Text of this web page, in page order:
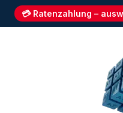
💳 Ratenzahlung –